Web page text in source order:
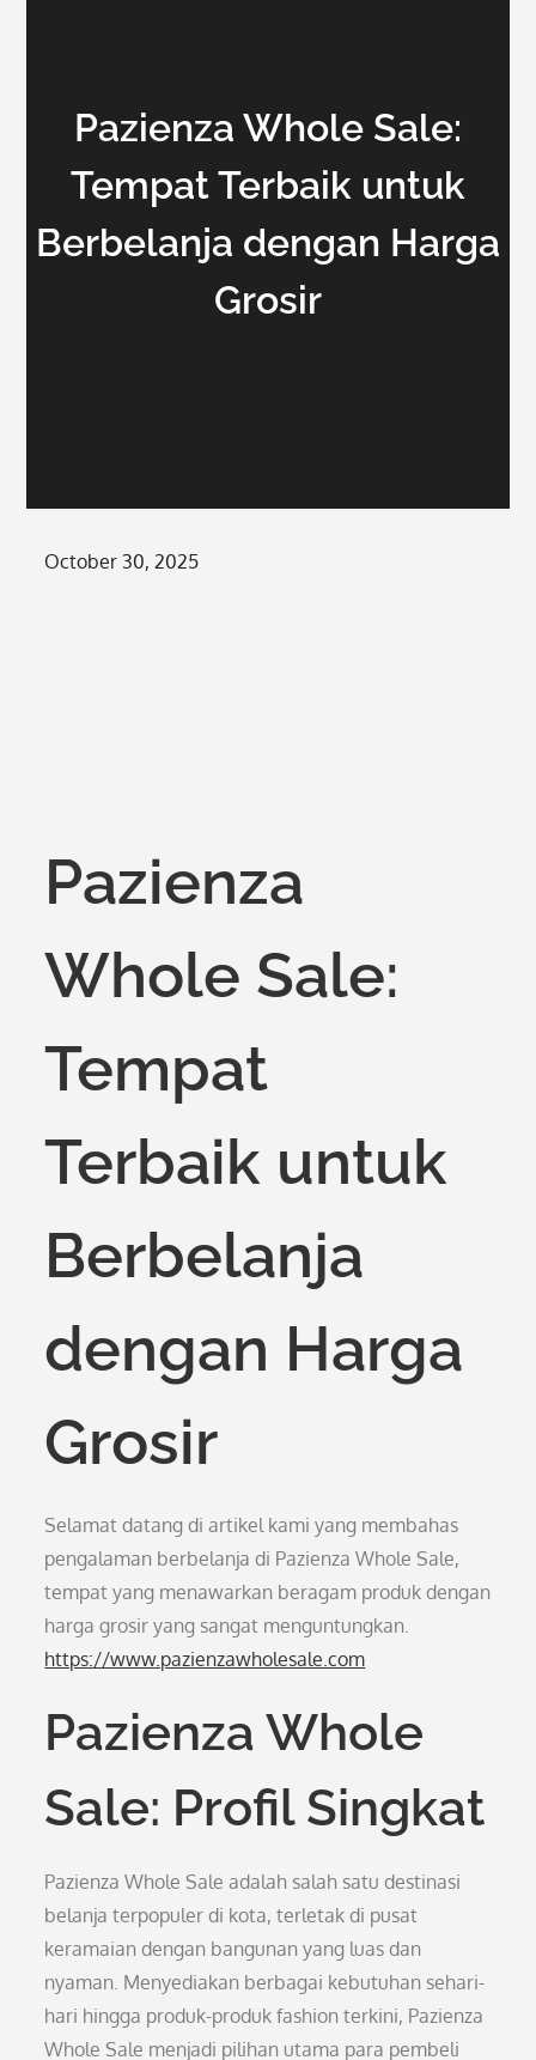
Pazienza Whole Sale:
Tempat Terbaik untuk
Berbelanja dengan Harga
Grosir
Posted
October 30, 2025
Pazienza
Whole Sale:
Tempat
Terbaik untuk
Berbelanja
dengan Harga
Grosir
Selamat datang di artikel kami yang membahas
pengalaman berbelanja di Pazienza Whole Sale,
tempat yang menawarkan beragam produk dengan
harga grosir yang sangat menguntungkan.
https://www.pazienzawholesale.com
Pazienza Whole
Sale: Profil Singkat
Pazienza Whole Sale adalah salah satu destinasi
belanja terpopuler di kota, terletak di pusat
keramaian dengan bangunan yang luas dan
nyaman. Menyediakan berbagai kebutuhan sehari-
hari hingga produk-produk fashion terkini, Pazienza
Whole Sale menjadi pilihan utama para pembeli